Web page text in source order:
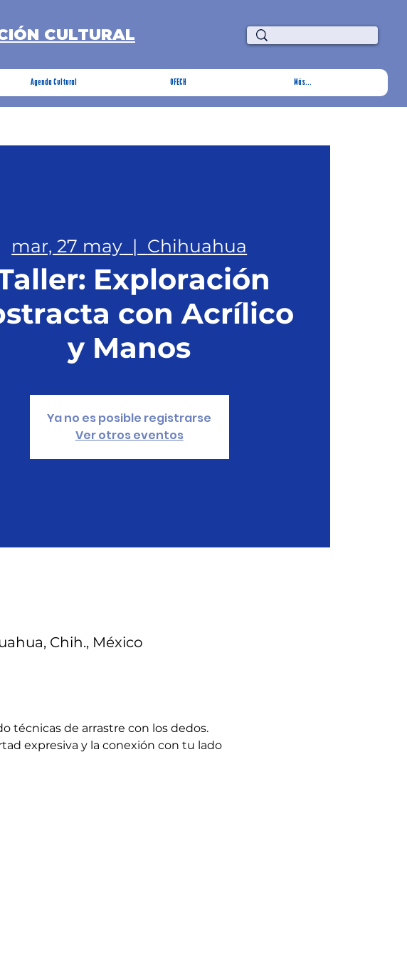
CULTURAL
Agenda Cultural OFECH Más...
mar, 27 may
  |
Chihuahua
Exploración
con Acrílico
y Manos
Ya no es posible registrarse
Ver otros eventos
Chih., México
técnicas de arrastre con los dedos.
expresiva y la conexión con tu lado